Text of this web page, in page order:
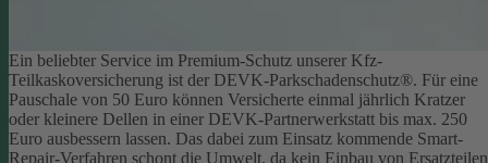
Ein beliebter Service im Premium-Schutz unserer Kfz-
Teilkaskoversicherung ist der DEVK-Parkschadenschutz®. Für eine
Pauschale von 50 Euro können Versicherte einmal jährlich Kratzer
oder kleinere Dellen in einer DEVK-Partnerwerkstatt bis max. 250
Euro ausbessern lassen. Das dabei zum Einsatz kommende Smart-
Repair-Verfahren schont die Umwelt, da kein Einbau von Ersatzteilen